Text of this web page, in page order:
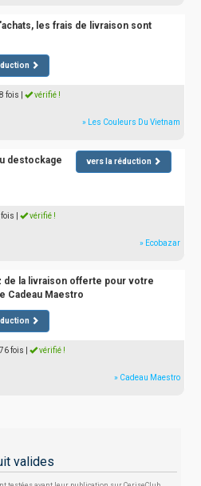
les frais de livraison sont
fois vérifié !
» Les Couleurs Du Vietnam
destockage vers la réduction
fois vérifié !
» Ecobazar
de la livraison offerte pour votre
Cadeau Maestro
fois vérifié !
» Cadeau Maestro
valides